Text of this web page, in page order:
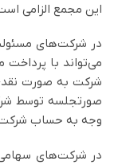
این مجمع الزامی
در شرکت‌های
می‌تواند با
شرکت به صورت
صورتجلسه توسط
وجه به حساب
در شرکت‌های